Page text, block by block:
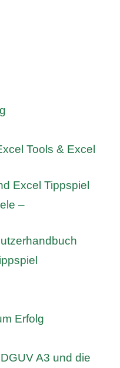
Tools & Excel
Excel Tippspiel
–
Erfolg
A3 und die